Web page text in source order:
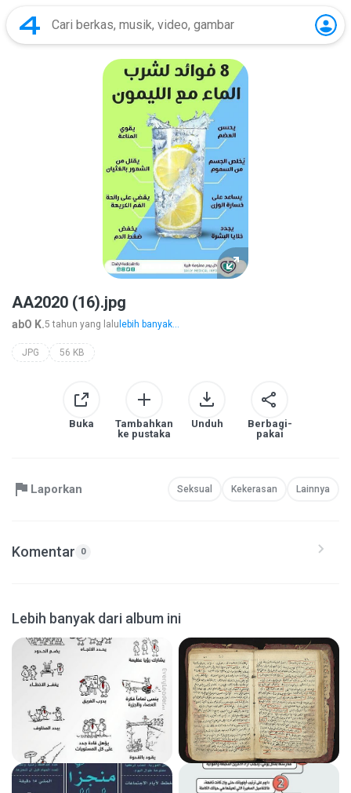
AA2020 (16).jpg
abO K.5 tahun yang lalu lebih banyak...
JPG 56 KB
Buka
Tambahkan
ke pustaka
Unduh
Berbagi-
pakai
Laporkan Seksual Kekerasan Lainnya
Komentar 0
Lebih banyak dari album ini